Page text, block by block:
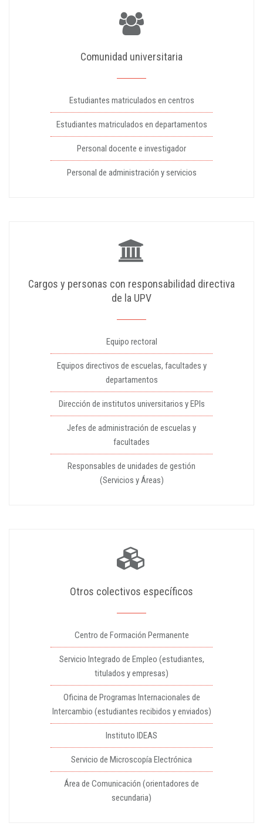
Comunidad universitaria
Estudiantes matriculados en centros
Estudiantes matriculados en departamentos
Personal docente e investigador
Personal de administración y servicios
Cargos y personas con responsabilidad directiva
de la UPV
Equipo rectoral
Equipos directivos de escuelas, facultades y
departamentos
Dirección de institutos universitarios y EPIs
Jefes de administración de escuelas y
facultades
Responsables de unidades de gestión
(Servicios y Áreas)
Otros colectivos específicos
Centro de Formación Permanente
Servicio Integrado de Empleo (estudiantes,
titulados y empresas)
Oficina de Programas Internacionales de
Intercambio (estudiantes recibidos y enviados)
Instituto IDEAS
Servicio de Microscopía Electrónica
Área de Comunicación (orientadores de
secundaria)